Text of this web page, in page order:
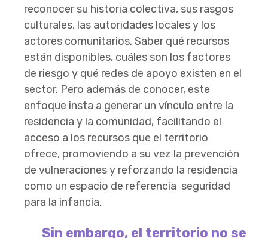
reconocer su historia colectiva, sus rasgos
culturales, las autoridades locales y los
actores comunitarios. Saber qué recursos
están disponibles, cuáles son los factores
de riesgo y qué redes de apoyo existen en el
sector. Pero además de conocer, este
enfoque insta a generar un vínculo entre la
residencia y la comunidad, facilitando el
acceso a los recursos que el territorio
ofrece, promoviendo a su vez la prevención
de vulneraciones y reforzando la residencia
como un espacio de referencia seguridad
para la infancia.
Sin embargo, el territorio no se